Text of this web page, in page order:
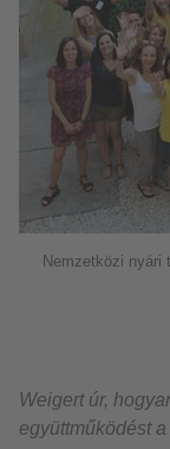
Nemzetközi nyári
Weigert úr,
együttműködést